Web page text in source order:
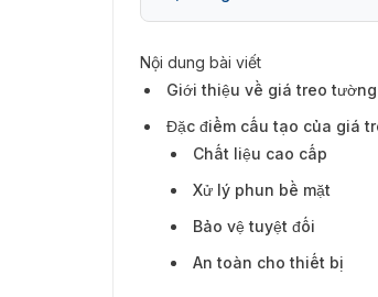
Đặc điểm cấu tạo của giá
Nội dung bài viết
Giới thiệu về giá treo
Đặc điểm cấu tạo của giá
Chất liệu cao cấp
Xử lý phun bề mặt
Bảo vệ tuyệt đối
An toàn cho thiết bị